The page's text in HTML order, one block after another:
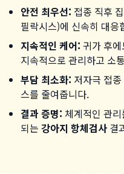
안전 최우선: 접종 직후
필락시스)에 신속히 대응
지속적인 케어: 귀가 후
지속적으로 관리하고 소
부담 최소화: 저자극 접
스를 줄여줍니다.
결과 증명: 체계적인 관
되는 강아지 항체검사 결